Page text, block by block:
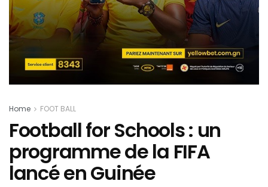
Home FOOT BALL
Football for Schools : un
programme de la FIFA
lancé en Guinée